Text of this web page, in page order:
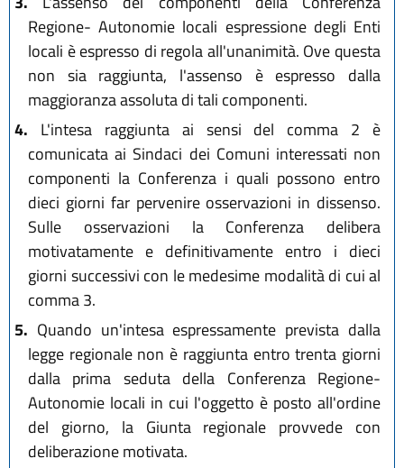
Regione- Autonomie locali espressione degli Enti
locali è espresso di regola all'unanimità. Ove questa
non sia raggiunta, l'assenso è espresso dalla
maggioranza assoluta di tali componenti.
4. L'intesa raggiunta ai sensi del comma 2 è
comunicata ai Sindaci dei Comuni interessati non
componenti la Conferenza i quali possono entro
dieci giorni far pervenire osservazioni in dissenso.
Sulle osservazioni la Conferenza delibera
motivatamente e definitivamente entro i dieci
giorni successivi con le medesime modalità di cui al
comma 3.
5. Quando un'intesa espressamente prevista dalla
legge regionale non è raggiunta entro trenta giorni
dalla prima seduta della Conferenza Regione-
Autonomie locali in cui l'oggetto è posto all'ordine
del giorno, la Giunta regionale provvede con
deliberazione motivata.